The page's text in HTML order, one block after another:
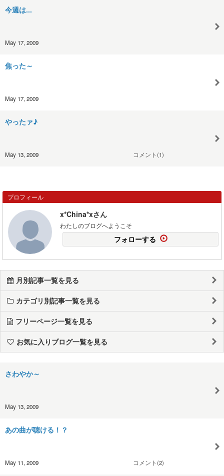
今週は...
May 17, 2009
焦った～
May 17, 2009
やったァ♪
May 13, 2009 コメント(1)
プロフィール
x*China*xさん
わたしのブログへようこそ
フォローする
月別記事一覧を見る
カテゴリ別記事一覧を見る
フリーページ一覧を見る
お気に入りブログ一覧を見る
さわやか～
May 13, 2009
あの曲が聴ける！？
May 11, 2009 コメント(2)